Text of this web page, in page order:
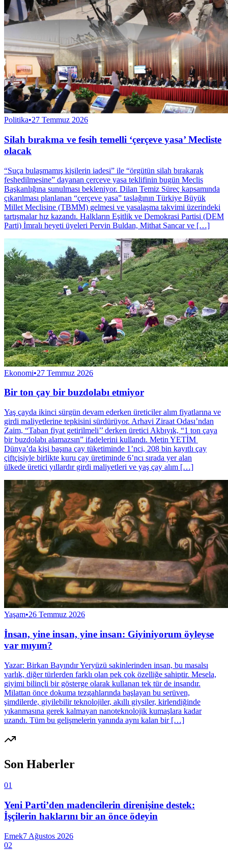
Politika•27 Temmuz 2026
Silah bırakma ve fesih temelli ‘çerçeve yasa’ Mecliste
olacak
“Suça bulaşmamış kişilerin iadesi” ile “örgütün silah bırakarak
feshedilmesine” dayanan çerçeve yasa teklifinin bugün Meclis
Başkanlığına sunulması bekleniyor. Dilan Temiz Süreç kapsamında
çıkarılması planlanan “çerçeve yasa” taslağının Türkiye Büyük
Millet Meclisine (TBMM) gelmesi ve yasalaşma takvimi üzerindeki
tartışmalar hız kazandı. Halkların Eşitlik ve Demokrasi Partisi (DEM
Parti) İmralı heyeti üyeleri Pervin Buldan, Mithat Sancar ve […]
Ekonomi•27 Temmuz 2026
Bir ton çay bir buzdolabı etmiyor
Yaş çayda ikinci sürgün devam ederken üreticiler alım fiyatlarına ve
girdi maliyetlerine tepkisini sürdürüyor. Arhavi Ziraat Odası’ndan
Zaim, “Taban fiyat getirilmeli’’ derken üretici Akbıyık, “1 ton çaya
bir buzdolabı alamazsın” ifadelerini kullandı. Metin YETİM
Dünya’da kişi başına çay tüketiminde 1’nci, 208 bin kayıtlı çay
çiftçisiyle birlikte kuru çay üretiminde 6’ncı sırada yer alan
ülkede üretici yıllardır girdi maliyetleri ve yaş çay alım […]
Yaşam•26 Temmuz 2026
İnsan, yine insan, yine insan: Giyiniyorum öyleyse
var mıyım?
Yazar: Birkan Bayındır Yeryüzü sakinlerinden insan, bu masalsı
varlık, diğer türlerden farklı olan pek çok özelliğe sahiptir. Mesela,
giyimi bilinçli bir gösterge olarak kullanan tek tür de insandır.
Milattan önce dokuma tezgahlarında başlayan bu serüven,
şimdilerde, giyilebilir teknolojiler, akıllı giysiler, kirlendiğinde
yıkanmasına gerek kalmayan nanoteknolojik kumaşlara kadar
uzandı. Tüm bu gelişmelerin yanında aynı kalan bir […]
Son Haberler
01
Yeni Parti’den madencilerin direnişine destek:
İşçilerin haklarını bir an önce ödeyin
Emek7 Ağustos 2026
02